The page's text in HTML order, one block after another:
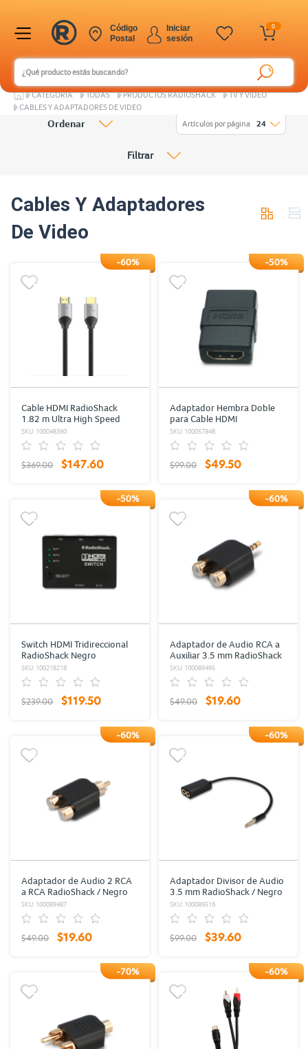
0
Iniciar
sesión
Código
Postal
CATEGORÍA TODAS PRODUCTOS RADIOSHACK
TV Y VIDEO
CABLES Y ADAPTADORES DE VIDEO
Cables Y Adaptadores
De Video
Ordenar Artículos por página 24
Filtrar
-60%
Cable HDMI RadioShack
1.82 m Ultra High Speed
Trenzado Negro con Gris
SKU: 100048360
$369.00 $147.60
-50%
Adaptador Hembra Doble
para Cable HDMI
RadioShack Negro
SKU: 100057848
$99.00 $49.50
-50%
Switch HDMI Tridireccional
RadioShack Negro
SKU: 100218218
$239.00 $119.50
-60%
Adaptador de Audio RCA a
Auxiliar 3.5 mm RadioShack
/ Negro
SKU: 100089495
$49.00 $19.60
-60%
Adaptador de Audio 2 RCA
a RCA RadioShack / Negro
SKU: 100089487
$49.00 $19.60
-60%
Adaptador Divisor de Audio
3.5 mm RadioShack / Negro
SKU: 100089516
$99.00 $39.60
-70% -60%